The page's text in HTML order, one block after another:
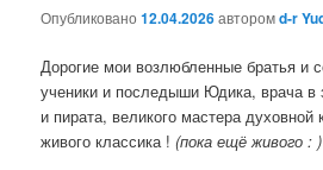
Опубликовано12.04.2026авторомd-r
Дорогие мои возлюбленные братья и
ученики и последыши Юдика, врача в
и пирата, великого мастера духовной
живого классика !(пока ещё живого : )